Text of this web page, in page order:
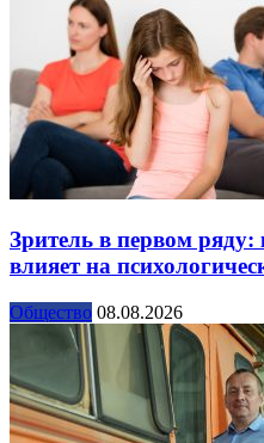
Зритель в первом ряду:
влияет на
Общество 08.08.2026